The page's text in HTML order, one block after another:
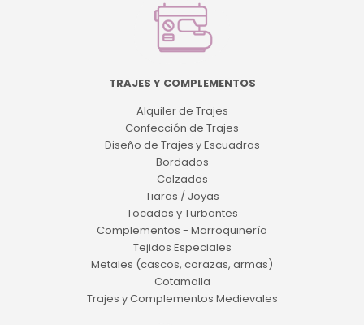
TRAJES Y COMPLEMENTOS
Alquiler de Trajes
Confección de Trajes
Diseño de Trajes y Escuadras
Bordados
Calzados
Tiaras / Joyas
Tocados y Turbantes
Complementos - Marroquinería
Tejidos Especiales
Metales (cascos, corazas, armas)
Cotamalla
Trajes y Complementos Medievales